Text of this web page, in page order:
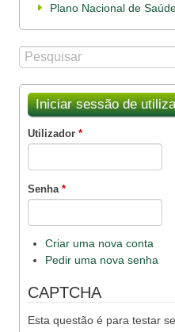
Plano Nacional de
Formulário de
Procurar
Iniciar sessão de
Utilizador *
Senha *
Criar uma nova conta
Pedir uma nova senha
CAPTCHA
Esta questão é para testar